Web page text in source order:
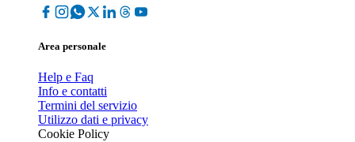
Area personale
Help e Faq
Info e contatti
Termini del servizio
Utilizzo dati e privacy
Cookie Policy